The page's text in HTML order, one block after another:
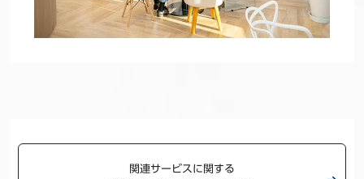
関連サービスに関する